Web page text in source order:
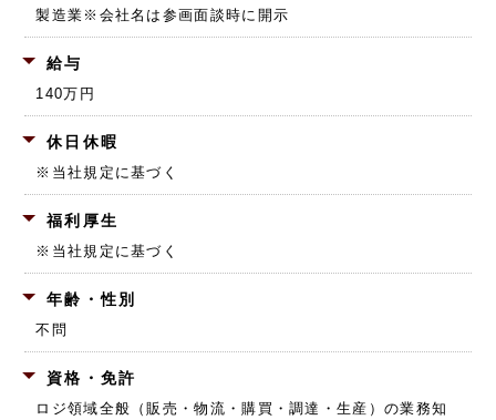
製造業 ※会社名は参画面談時に開示
給与
140万円
休日休暇
※当社規定に基づく
福利厚生
※当社規定に基づく
年齢・性別
不問
資格・免許
ロジ領域全般（販売・物流・購買・調達・生産）の業務知